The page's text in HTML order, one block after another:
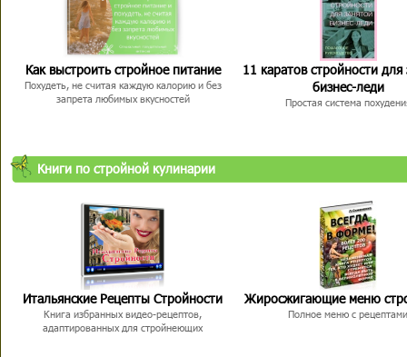
Как выстроить стройное питание
Похудеть, не считая каждую калорию и без
запрета любимых вкусностей
11 каратов стройности для
бизнес-леди
Простая система
Книги по стройной кулинарии
Итальянские Рецепты Стройности
Книга избранных видео-рецептов,
адаптированных для стройнеющих
Жиросжигающие меню
Полное меню с рецептами